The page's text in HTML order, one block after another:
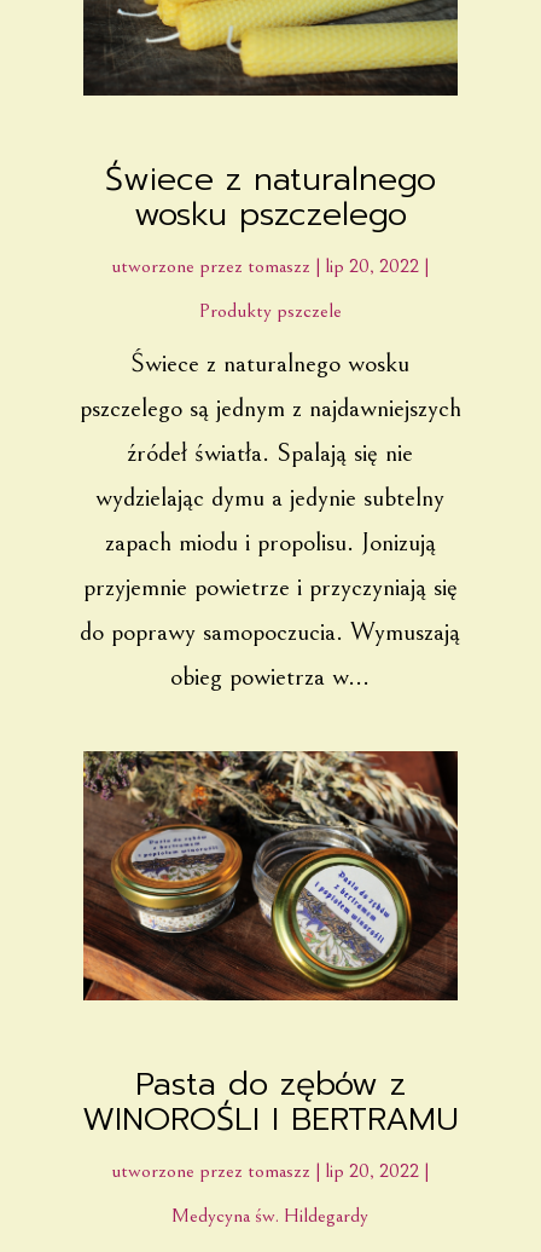
Świece z naturalnego
wosku pszczelego
utworzone przez tomaszz | lip 20, 2022 |
Produkty pszczele
Świece z naturalnego wosku
pszczelego są jednym z najdawniejszych
źródeł światła. Spalają się nie
wydzielając dymu a jedynie subtelny
zapach miodu i propolisu. Jonizują
przyjemnie powietrze i przyczyniają się
do poprawy samopoczucia. Wymuszają
obieg powietrza w...
Pasta do zębów z
WINOROŚLI I BERTRAMU
utworzone przez tomaszz | lip 20, 2022 |
Medycyna św. Hildegardy